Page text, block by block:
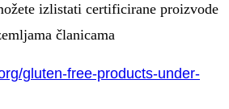
izlistati certificirane proizvode
članicama
gluten-free-products-under-